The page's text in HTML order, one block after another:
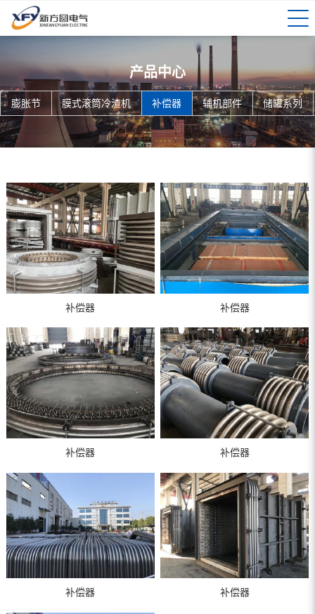
产品中心
膨胀节 膜式滚筒冷渣机 补偿器 辅机部件 储罐系列
补偿器 补偿器
补偿器 补偿器
补偿器 补偿器